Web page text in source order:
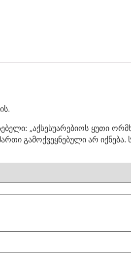
„აქსესუარებიოს ყუთი
გამოქვეყნებული არ იქნება.